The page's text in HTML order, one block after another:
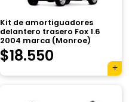
Kit de amortiguadores
delantero trasero Fox 1.6
2004 marca (Monroe)
$18.550